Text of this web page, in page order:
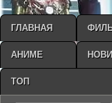
ГЛАВНАЯ
АНИМЕ
ТОП